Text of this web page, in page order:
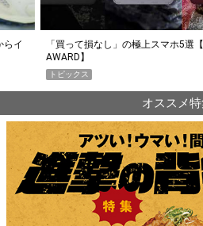
イ
「買って損なし」の極上スマホ5選
AWARD】
トピックス
オススメ